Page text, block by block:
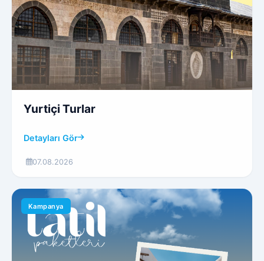
Yurtiçi Turlar
Detayları Gör
07.08.2026
Kampanya